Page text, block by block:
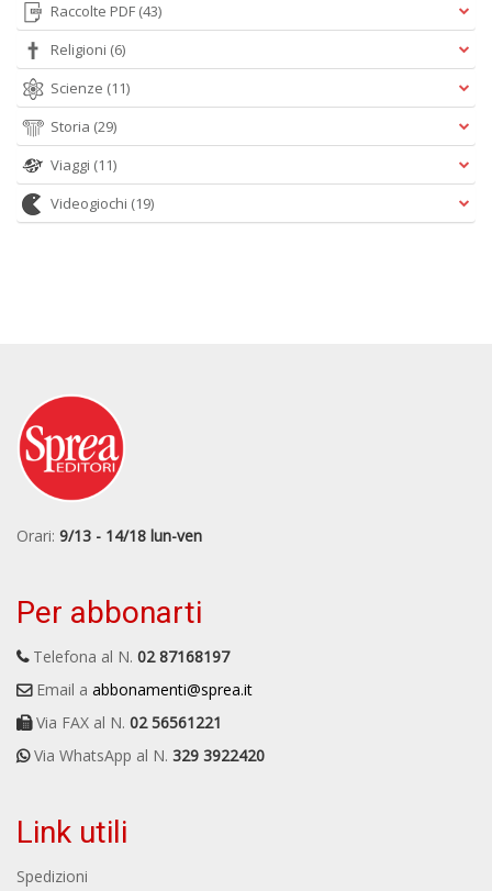
Raccolte PDF (43)
Religioni (6)
Scienze (11)
Storia (29)
Viaggi (11)
Videogiochi (19)
Orari: 9/13 - 14/18 lun-ven
Per abbonarti
Telefona al N. 02 87168197
Email a abbonamenti@sprea.it
Via FAX al N. 02 56561221
Via WhatsApp al N. 329 3922420
Link utili
Spedizioni